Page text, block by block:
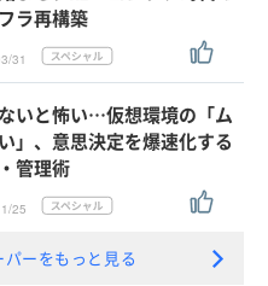
ラ再構築
31
いと怖い…仮想環境の「ム
」、意思決定を爆速化する
管理術
25
ーをもっと見る